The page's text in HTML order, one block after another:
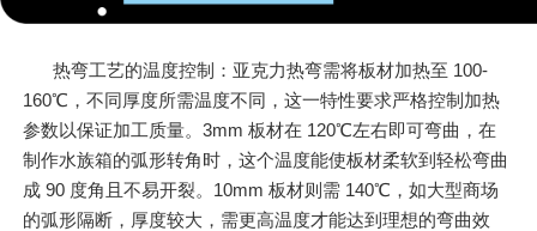
热弯工艺的温度控制：亚克力热弯需将板材加热至 100-
160℃，不同厚度所需温度不同，这一特性要求严格控制加热
参数以保证加工质量。3mm 板材在 120℃左右即可弯曲，在
制作水族箱的弧形转角时，这个温度能使板材柔软到轻松弯曲
成 90 度角且不易开裂。10mm 板材则需 140℃，如大型商场
的弧形隔断，厚度较大，需更高温度才能达到理想的弯曲效